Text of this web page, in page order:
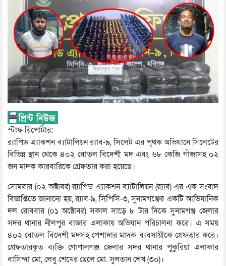
স্টাফ রিপোর্টার:
র‌্যাপিড এ্যাকশন ব্যাটালিয়ন র‌্যাব-৯, সিলেট এর পৃথক অভিযানে সিলেটের
বিভিন্ন স্থান থেকে ৪০২ বোতল বিদেশী মদ এবং ৬৮ কেজি গাঁজাসহ ০২
জন মাদক কারবারিকে গ্রেফতার করা হয়েছে।
সোমবার (০২ অক্টাবর) র‌্যাপিড এ্যাকশন ব্যাটালিয়ন (র‌্যাব) এর এক সংবাদ
বিজ্ঞপ্তিতে জানানো হয়, র‌্যাব-৯, সিপিসি-৩, সুনামগঞ্জের একটি আভিযানিক
দল রোববার (০১ অক্টোবর) সকাল সাড়ে ৮ টার দিকে সুনামগঞ্জ জেলার
সদর থানার নীলপুর বাজার এলাকায় অভিযান পরিচালনা করে। এ সময়
৪০২ বোতল বিদেশী মদসহ পেশাদার মাদক ব্যবসায়ীকে গ্রেফতার করে।
গ্রেফতারকৃত ব্যক্তি গোপালগঞ্জ জেলার সদর থানার পুকুরিয়া এলাকার
বাসিন্দা মো, লেবু শেখের ছেলে মো. সুলতান শেখ (৩০)।